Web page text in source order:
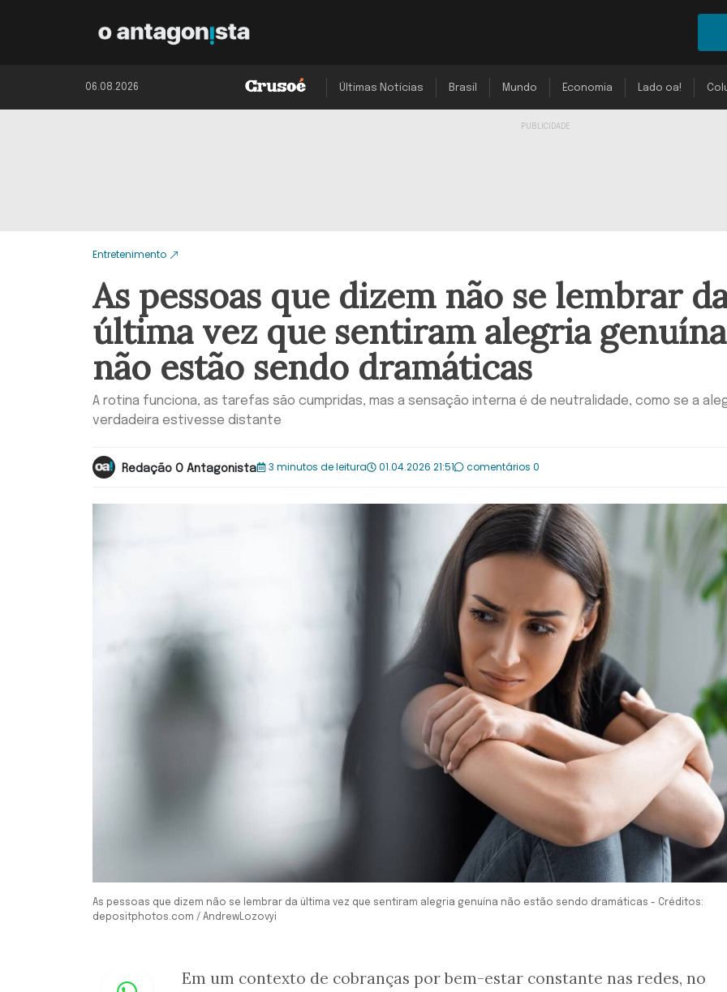
06.08.2026 Últimas Notícias Brasil Mundo Economia Lado oa!
Entretenimento
As pessoas que dizem não se lembrar
última vez que sentiram alegria genuína
não estão sendo dramáticas
A rotina funciona, as tarefas são cumpridas, mas a sensação interna é de neutralidade, como se a
verdadeira estivesse distante
Redação O Antagonista 3 minutos de leitura 01.04.2026 21:51 comentários 0
As pessoas que dizem não se lembrar da última vez que sentiram alegria genuína não estão sendo dramáticas - Créditos:
depositphotos.com / AndrewLozovyi
Whastapp
Em um contexto de cobranças por bem-estar constante nas redes, no